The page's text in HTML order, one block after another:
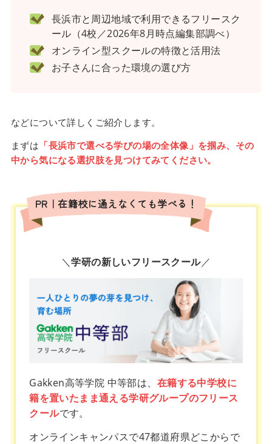
長浜市と周辺地域で利用できるフリースク
ール（4校／2026年8月時点編集部調べ）
オンライン型スクールの特徴と活用法
お子さんに合った環境の選び方
などについて詳しくご紹介します。
まずは 「長浜市で選べる学びの場の全体像」を掴み、その
中から気になる選択肢を見つけてみてください。
PR｜在籍校に通えなくても学べる！
＼学研の新しいフリースクール／
Gakken高等学院 中等部は、 在籍する中学校に
籍を置いたまま通える学研グループのフリース
クールです。
オンラインキャンパスで47都道府県どこからで